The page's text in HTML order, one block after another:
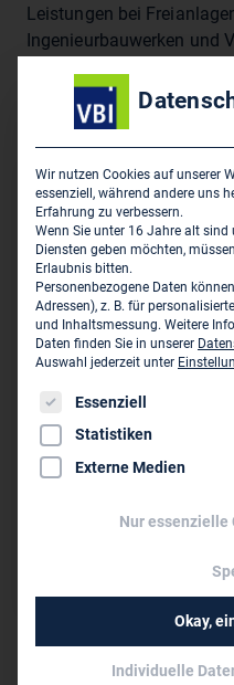
Leistungen bei Freianlagen LPH 1-9, Leistungen bei
Ingenieurbauwerken und
Landschaftsplanerische
Bauleitplanung LPH 1-5
Hauptsitz des
Ingenieurbüro Karcher
Hauptstraße 25
D-89584 Ehingen
07391 77 70 0
07391 77 70 40
Dipl.-Ing. (FH) Ingo
Wir nutzen Cookies auf unserer
essenziell, während andere uns
Erfahrung zu verbessern.
Wenn Sie unter 16 Jahre alt
Diensten geben möchten,
Erlaubnis bitten.
Personenbezogene Daten
Adressen), z. B. für
und Inhaltsmessung. Weitere
Daten finden Sie in unserer
Auswahl jederzeit unter
Es folgt eine Liste der
Essenziell
Statistiken
Externe Medien
Nur essenzielle
Okay,
Individuelle